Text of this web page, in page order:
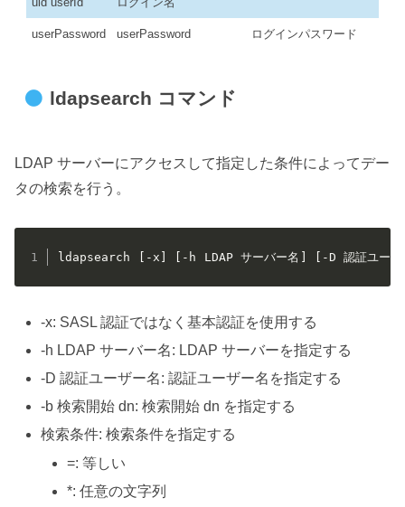
userPassword userPassword ログインパスワード
ldapsearch コマンド
LDAP サーバーにアクセスして指定した条件によってデー
タの検索を行う。
ldapsearch [-x] [-h LDAP サーバー名] [-D 認証ユー
-x: SASL 認証ではなく基本認証を使用する
-h LDAP サーバー名: LDAP サーバーを指定する
-D 認証ユーザー名: 認証ユーザー名を指定する
-b 検索開始 dn: 検索開始 dn を指定する
検索条件: 検索条件を指定する
=: 等しい
*: 任意の文字列